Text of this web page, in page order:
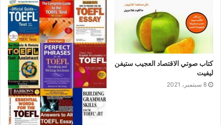
كتاب صوتي الاقتصاد العجيب ستيفن
ليفيت
8 سبتمبر، 2021